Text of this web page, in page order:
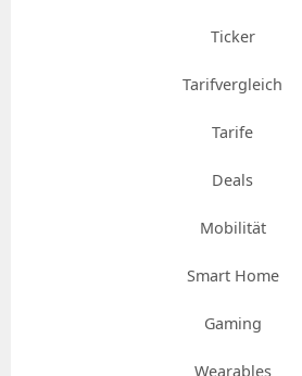
Ticker
Tarifvergleich
Tarife
Deals
Mobilität
Smart Home
Gaming
Wearables